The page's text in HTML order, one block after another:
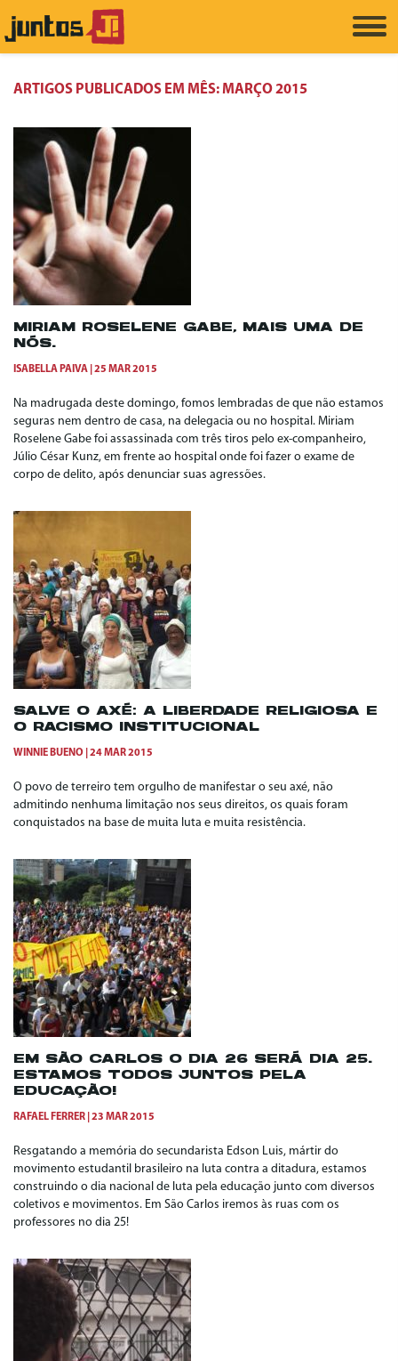
ARTIGOS PUBLICADOS EM MÊS:MARÇO 2015
MIRIAM ROSELENE GABE, MAIS UMA DE
NÓS.
ISABELLA PAIVA 25 MAR 2015
Na madrugada deste domingo, fomos lembradas de que não estamos
seguras nem dentro de casa, na delegacia ou no hospital. Miriam
Roselene Gabe foi assassinada com três tiros pelo ex-companheiro,
Júlio César Kunz, em frente ao hospital onde foi fazer o exame de
corpo de delito, após denunciar suas agressões.
SALVE O AXÉ: A LIBERDADE RELIGIOSA E
O RACISMO INSTITUCIONAL
WINNIE BUENO 24 MAR 2015
O povo de terreiro tem orgulho de manifestar o seu axé, não
admitindo nenhuma limitação nos seus direitos, os quais foram
conquistados na base de muita luta e muita resistência.
EM SÃO CARLOS O DIA 26 SERÁ DIA 25.
ESTAMOS TODOS JUNTOS PELA
EDUCAÇÃO!
RAFAEL FERRER 23 MAR 2015
Resgatando a memória do secundarista Edson Luis, mártir do
movimento estudantil brasileiro na luta contra a ditadura, estamos
construindo o dia nacional de luta pela educação junto com diversos
coletivos e movimentos. Em São Carlos iremos às ruas com os
professores no dia 25!